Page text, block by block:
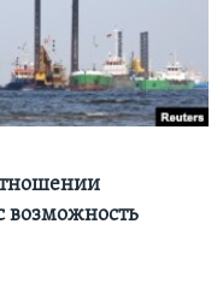
возможность